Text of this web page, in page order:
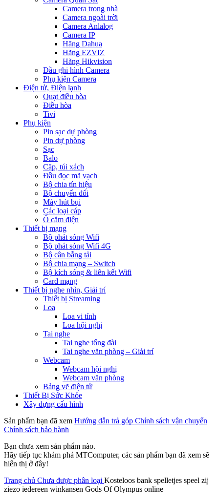
Camera trong nhà
Camera ngoài trời
Camera Anlalog
Camera IP
Hãng Dahua
Hãng EZVIZ
Hãng Hikvision
Đầu ghi hình Camera
Phụ kiện Camera
Điện tử, Điện lạnh
Quạt điều hòa
Điều hòa
Tivi
Phụ kiện
Pin sạc dự phòng
Pin dự phòng
Sạc
Balo
Cặp, túi xách
Đầu đọc mã vạch
Bộ chia tín hiệu
Bộ chuyển đổi
Máy hút bụi
Các loại cáp
Ổ cắm điện
Thiết bị mạng
Bộ phát sóng Wifi
Bộ phát sóng Wifi 4G
Bộ cân bằng tải
Bộ chia mạng – Switch
Bộ kích sóng & liên kết Wifi
Card mạng
Thiết bị nghe nhìn, Giải trí
Thiết bị Streaming
Loa
Loa vi tính
Loa hội nghị
Tai nghe
Tai nghe tổng đài
Tai nghe văn phòng – Giải trí
Webcam
Webcam hội nghị
Webcam văn phòng
Bảng vẽ điện tử
Thiết Bị Sức Khỏe
Xây dựng cấu hình
Sản phẩm bạn đã xem Hướng dẫn trả góp Chính sách vận chuyển
Chính sách bảo hành
Bạn chưa xem sản phẩm nào.
Hãy tiếp tục khám phá MTComputer, các sản phẩm bạn đã xem sẽ
hiển thị ở đây!
Trang chủ Chưa được phân loại Kosteloos bank spelletjes speel zij
ziezo iedereen winkansen Gods Of Olympus online